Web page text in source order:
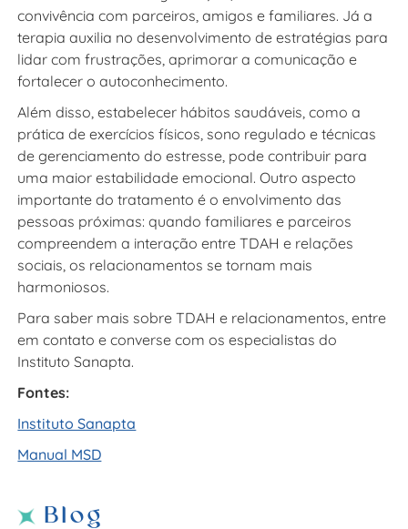
convivência com parceiros, amigos e familiares. Já a
terapia auxilia no desenvolvimento de estratégias para
lidar com frustrações, aprimorar a comunicação e
fortalecer o autoconhecimento.
Além disso, estabelecer hábitos saudáveis, como a
prática de exercícios físicos, sono regulado e técnicas
de gerenciamento do estresse, pode contribuir para
uma maior estabilidade emocional. Outro aspecto
importante do tratamento é o envolvimento das
pessoas próximas: quando familiares e parceiros
compreendem a interação entre TDAH e relações
sociais, os relacionamentos se tornam mais
harmoniosos.
Para saber mais sobre TDAH e relacionamentos, entre
em contato e converse com os especialistas do
Instituto Sanapta.
Fontes:
Instituto Sanapta
Manual MSD
Blog